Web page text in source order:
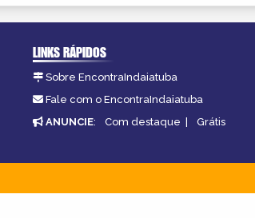
LINKS RÁPIDOS
Sobre EncontraIndaiatuba
Fale com o EncontraIndaiatuba
ANUNCIE: Com destaque | Grátis